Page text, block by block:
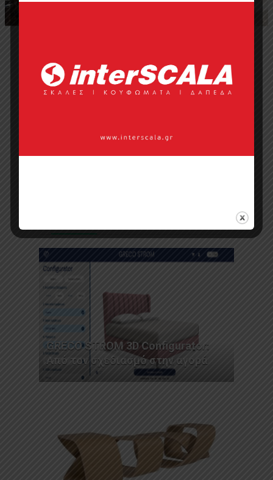
GRECO STROM 3D Configurator:
Από τον σχεδιασμό στην αγορά